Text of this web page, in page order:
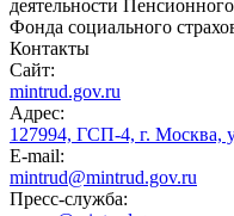
деятельности
Фонда социального
Контакты
Сайт:
mintrud.gov.ru
Адрес:
127994, ГСП-4, г. Москва,
E-mail:
mintrud@mintrud.gov.ru
Пресс-служба: